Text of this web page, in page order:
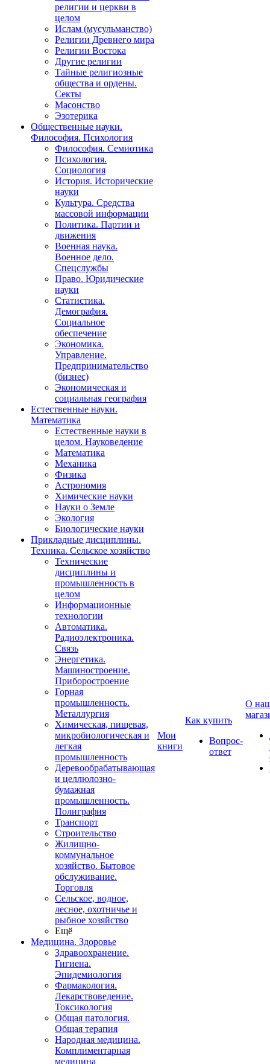
религии и церкви в
целом
Ислам (мусульманство)
Религии Древнего мира
Религии Востока
Другие религии
Тайные религиозные
общества и ордены.
Секты
Масонство
Эзотерика
Общественные науки.
Философия. Психология
Философия. Семиотика
Психология.
Социология
История. Исторические
науки
Культура. Средства
массовой информации
Политика. Партии и
движения
Военная наука.
Военное дело.
Спецслужбы
Право. Юридические
науки
Статистика.
Демография.
Социальное
обеспечение
Экономика.
Управление.
Предпринимательство
(бизнес)
Экономическая и
социальная география
Естественные науки.
Математика
Естественные науки в
целом. Науковедение
Математика
Механика
Физика
Астрономия
Химические науки
Науки о Земле
Экология
Биологические науки
Прикладные дисциплины.
Техника. Сельское хозяйство
Технические
дисциплины и
промышленность в
целом
Информационные
технологии
Автоматика.
Радиоэлектроника.
Связь
Энергетика.
Машиностроение.
Приборостроение
Горная
промышленность.
Металлургия
Химическая, пищевая,
микробиологическая и
легкая
промышленность
Деревообрабатывающая
и целлюлозно-
бумажная
промышленность.
Полиграфия
Транспорт
Строительство
Жилищно-
коммунальное
хозяйство. Бытовое
обслуживание.
Торговля
Сельское, водное,
лесное, охотничье и
рыбное хозяйство
Ещё
Медицина. Здоровье
Здравоохранение.
Гигиена.
Эпидемиология
Фармакология.
Лекарствоведение.
Токсикология
Общая патология.
Общая терапия
Народная медицина.
Комплиментарная
медицина
Мои
книги
Как купить
Вопрос-
ответ
О